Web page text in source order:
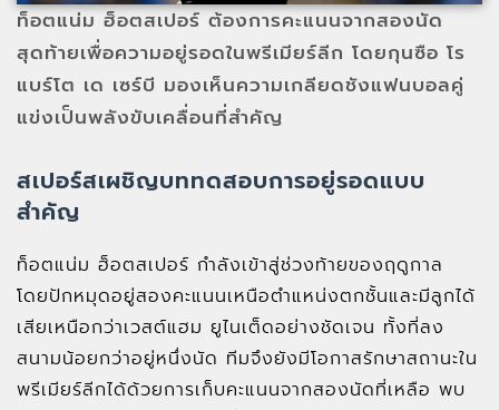
ท็อตแน่ม ฮ็อตสเปอร์ ต้องการคะแนนจากสองนัด
สุดท้ายเพื่อความอยู่รอดในพรีเมียร์ลีก โดยกุนซือ โร
แบร์โต เด เซร์บี มองเห็นความเกลียดชังแฟนบอลคู่
แข่งเป็นพลังขับเคลื่อนที่สำคัญ
สเปอร์สเผชิญบททดสอบการอยู่รอดแบบ
สำคัญ
ท็อตแน่ม ฮ็อตสเปอร์ กำลังเข้าสู่ช่วงท้ายของฤดูกาล
โดยปักหมุดอยู่สองคะแนนเหนือตำแหน่งตกชั้นและมีลูกได้
เสียเหนือกว่าเวสต์แฮม ยูไนเต็ดอย่างชัดเจน ทั้งที่ลง
สนามน้อยกว่าอยู่หนึ่งนัด ทีมจึงยังมีโอกาสรักษาสถานะใน
พรีเมียร์ลีกได้ด้วยการเก็บคะแนนจากสองนัดที่เหลือ พบ